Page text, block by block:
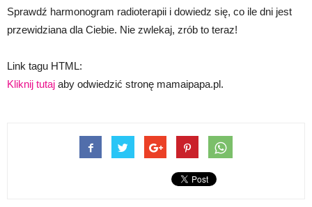
Sprawdź harmonogram radioterapii i dowiedz się, co ile dni jest
przewidziana dla Ciebie. Nie zwlekaj, zrób to teraz!
Link tagu HTML:
Kliknij tutaj aby odwiedzić stronę mamaipapa.pl.